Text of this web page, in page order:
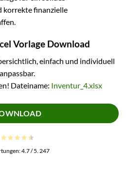
korrekte finanzielle
Vorlage Download
einfach und individuell
anpassbar.
Dateiname: Inventur_4.xlsx
4.7/ 5. 247